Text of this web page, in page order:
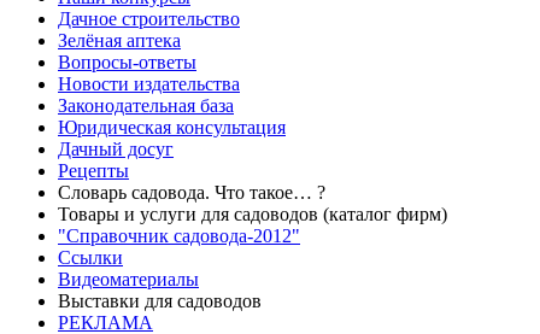
Дачное строительство
Зелёная аптека
Вопросы-ответы
Новости издательства
Законодательная база
Юридическая консультация
Дачный досуг
Рецепты
Словарь садовода. Что такое… ?
Товары и услуги для садоводов (каталог фирм)
"Справочник садовода-2012"
Ссылки
Видеоматериалы
Выставки для садоводов
РЕКЛАМА